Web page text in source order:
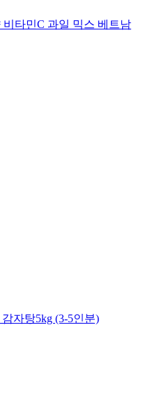
타민C 과일 믹스 베트남
자탕5kg (3-5인분)